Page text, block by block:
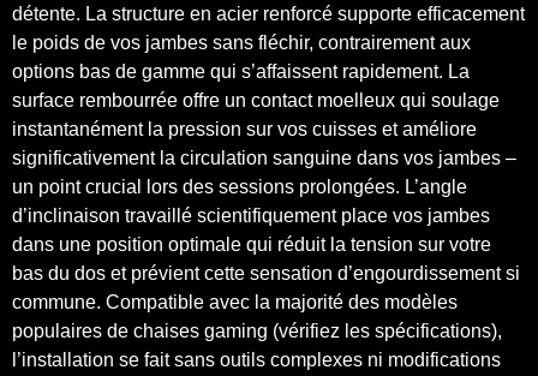
détente. La structure en acier renforcé supporte efficacement
le poids de vos jambes sans fléchir, contrairement aux
options bas de gamme qui s’affaissent rapidement. La
surface rembourrée offre un contact moelleux qui soulage
instantanément la pression sur vos cuisses et améliore
significativement la circulation sanguine dans vos jambes –
un point crucial lors des sessions prolongées. L’angle
d’inclinaison travaillé scientifiquement place vos jambes
dans une position optimale qui réduit la tension sur votre
bas du dos et prévient cette sensation d’engourdissement si
commune. Compatible avec la majorité des modèles
populaires de chaises gaming (vérifiez les spécifications),
l’installation se fait sans outils complexes ni modifications